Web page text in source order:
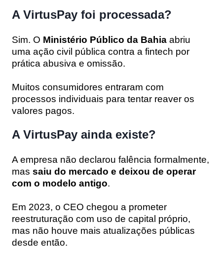
A VirtusPay foi processada?
Sim. O Ministério Público da Bahia abriu
uma ação civil pública contra a fintech por
prática abusiva e omissão.
Muitos consumidores entraram com
processos individuais para tentar reaver os
valores pagos.
A VirtusPay ainda existe?
A empresa não declarou falência formalmente,
mas saiu do mercado e deixou de operar
com o modelo antigo.
Em 2023, o CEO chegou a prometer
reestruturação com uso de capital próprio,
mas não houve mais atualizações públicas
desde então.